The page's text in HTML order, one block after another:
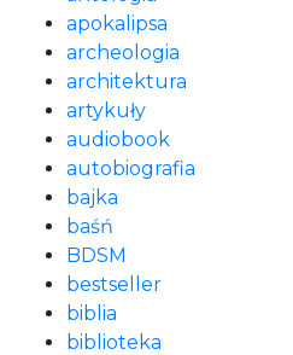
apokalipsa
archeologia
architektura
artykuły
audiobook
autobiografia
bajka
baśń
BDSM
bestseller
biblia
biblioteka